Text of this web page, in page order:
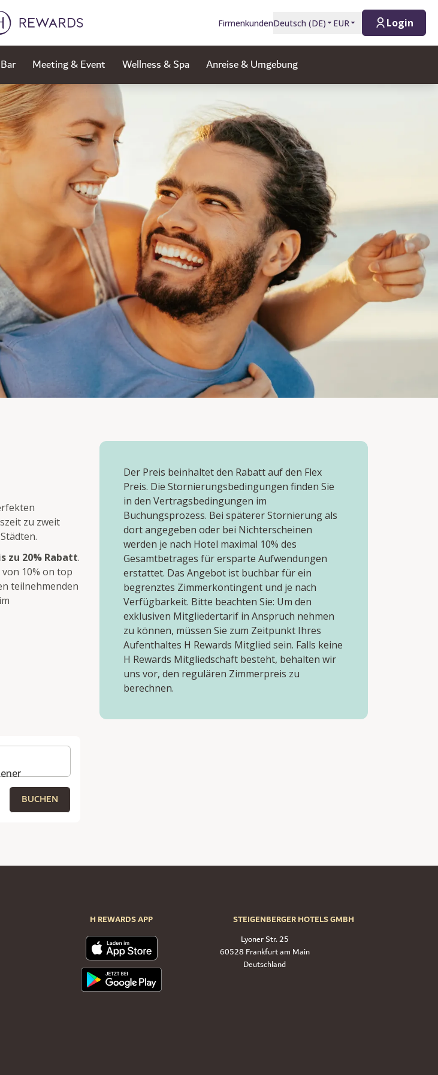
FirmenkundenDeutsch (DE) EUR Login
Meeting & Event Wellness & Spa Anreise & Umgebung
zu zweit
zu 20% Rabatt.
10% on top
teilnehmenden
BUCHEN
Der Preis beinhaltet den Rabatt auf den Flex
Preis. Die Stornierungsbedingungen finden Sie
in den Vertragsbedingungen im
Buchungsprozess. Bei späterer Stornierung als
dort angegeben oder bei Nichterscheinen
werden je nach Hotel maximal 10% des
Gesamtbetrages für ersparte Aufwendungen
erstattet. Das Angebot ist buchbar für ein
begrenztes Zimmerkontingent und je nach
Verfügbarkeit. Bitte beachten Sie: Um den
exklusiven Mitgliedertarif in Anspruch nehmen
zu können, müssen Sie zum Zeitpunkt Ihres
Aufenthaltes H Rewards Mitglied sein. Falls keine
H Rewards Mitgliedschaft besteht, behalten wir
uns vor, den regulären Zimmerpreis zu
berechnen.
H REWARDS APP
STEIGENBERGER HOTELS GMBH
Lyoner Str. 25
60528 Frankfurt am Main
Deutschland